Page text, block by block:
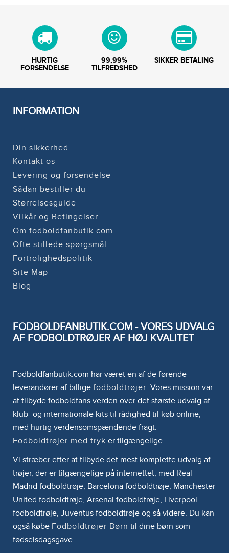
HURTIG
FORSENDELSE
99,99%
TILFREDSHED
SIKKER BETALING
INFORMATION
Din sikkerhed
Kontakt os
Levering og forsendelse
Sådan bestiller du
Størrelsesguide
Vilkår og Betingelser
Om fodboldfanbutik.com
Ofte stillede spørgsmål
Fortrolighedspolitik
Site Map
Blog
FODBOLDFANBUTIK.COM - VORES UDVALG
AF FODBOLDTRØJER AF HØJ KVALITET
Fodboldfanbutik.com har været en af de førende
leverandører af billige fodboldtrøjer. Vores mission var
at tilbyde fodboldfans verden over det største udvalg af
klub- og internationale kits til rådighed til køb online,
med hurtig verdensomspændende fragt.
Fodboldtrøjer med tryk er tilgængelige.
Vi stræber efter at tilbyde det mest komplette udvalg af
trøjer, der er tilgængelige på internettet, med Real
Madrid fodboldtrøje, Barcelona fodboldtrøje, Manchester
United fodboldtrøje, Arsenal fodboldtrøje, Liverpool
fodboldtrøje, Juventus fodboldtrøje og så videre. Du kan
også købe Fodboldtrøjer Børn til dine børn som
fødselsdagsgave.